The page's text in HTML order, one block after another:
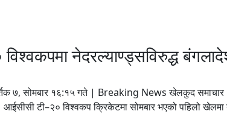
नेदरल्याण्ड्सविरुद्ध
७, सोमबार १६:१५ गते | Breaking News खेलकुद समाचार
आईसीसी टी–२० विश्वकप क्रिकेटमा सोमबार भएको पहिलो